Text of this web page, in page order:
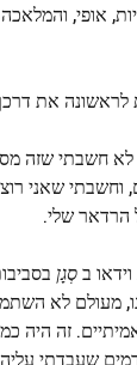
אופי,
את
חשבתי שזה
וחשבתי שאני
הרדאר שלי.
בסְגָן
מעולם לא
זה היה
שעבדתי